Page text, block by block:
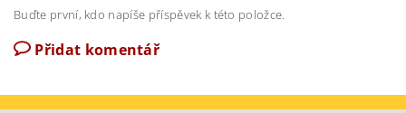
Buďte první, kdo napíše příspěvek k této položce.
Přidat komentář